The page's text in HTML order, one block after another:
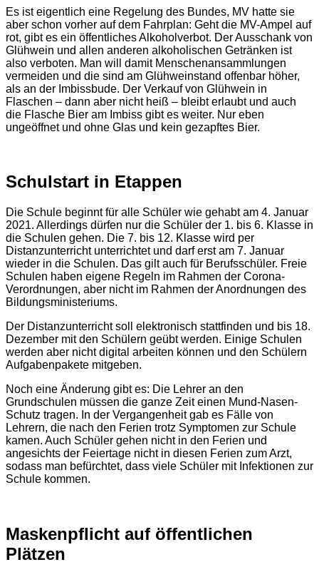
Es ist eigentlich eine Regelung des Bundes, MV hatte sie
aber schon vorher auf dem Fahrplan: Geht die MV-Ampel auf
rot, gibt es ein öffentliches Alkoholverbot. Der Ausschank von
Glühwein und allen anderen alkoholischen Getränken ist
also verboten. Man will damit Menschenansammlungen
vermeiden und die sind am Glühweinstand offenbar höher,
als an der Imbissbude. Der Verkauf von Glühwein in
Flaschen – dann aber nicht heiß – bleibt erlaubt und auch
die Flasche Bier am Imbiss gibt es weiter. Nur eben
ungeöffnet und ohne Glas und kein gezapftes Bier.
Schulstart in Etappen
Die Schule beginnt für alle Schüler wie gehabt am 4. Januar
2021. Allerdings dürfen nur die Schüler der 1. bis 6. Klasse in
die Schulen gehen. Die 7. bis 12. Klasse wird per
Distanzunterricht unterrichtet und darf erst am 7. Januar
wieder in die Schulen. Das gilt auch für Berufsschüler. Freie
Schulen haben eigene Regeln im Rahmen der Corona-
Verordnungen, aber nicht im Rahmen der Anordnungen des
Bildungsministeriums.
Der Distanzunterricht soll elektronisch stattfinden und bis 18.
Dezember mit den Schülern geübt werden. Einige Schulen
werden aber nicht digital arbeiten können und den Schülern
Aufgabenpakete mitgeben.
Noch eine Änderung gibt es: Die Lehrer an den
Grundschulen müssen die ganze Zeit einen Mund-Nasen-
Schutz tragen. In der Vergangenheit gab es Fälle von
Lehrern, die nach den Ferien trotz Symptomen zur Schule
kamen. Auch Schüler gehen nicht in den Ferien und
angesichts der Feiertage nicht in diesen Ferien zum Arzt,
sodass man befürchtet, dass viele Schüler mit Infektionen zur
Schule kommen.
Maskenpflicht auf öffentlichen
Plätzen